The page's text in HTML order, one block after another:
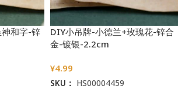
和字-锌
DIY小吊牌-小德兰+玫瑰花-锌合
金-镀银-2.2cm
¥4.99
SKU： HS00004459